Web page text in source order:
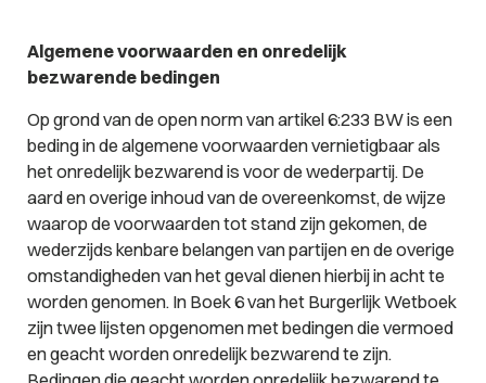
Algemene voorwaarden en onredelijk
bezwarende bedingen
Op grond van de open norm van artikel 6:233 BW is een
beding in de algemene voorwaarden vernietigbaar als
het onredelijk bezwarend is voor de wederpartij. De
aard en overige inhoud van de overeenkomst, de wijze
waarop de voorwaarden tot stand zijn gekomen, de
wederzijds kenbare belangen van partijen en de overige
omstandigheden van het geval dienen hierbij in acht te
worden genomen. In Boek 6 van het Burgerlijk Wetboek
zijn twee lijsten opgenomen met bedingen die vermoed
en geacht worden onredelijk bezwarend te zijn.